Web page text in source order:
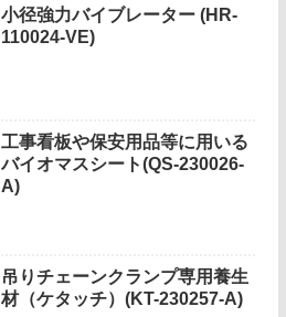
小径強力バイブレーター (HR-
110024-VE)
工事看板や保安用品等に用いる
バイオマスシート(QS-230026-
A)
吊りチェーンクランプ専用養生
材（ケタッチ）(KT-230257-A)